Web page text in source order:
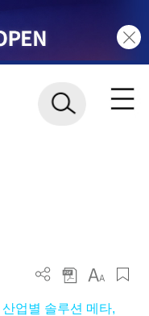
업별 솔루션 메타,